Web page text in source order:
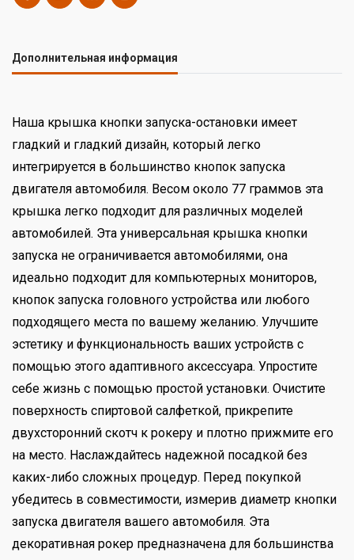
Дополнительная информация
Наша крышка кнопки запуска-остановки имеет
гладкий и гладкий дизайн, который легко
интегрируется в большинство кнопок запуска
двигателя автомобиля. Весом около 77 граммов эта
крышка легко подходит для различных моделей
автомобилей. Эта универсальная крышка кнопки
запуска не ограничивается автомобилями, она
идеально подходит для компьютерных мониторов,
кнопок запуска головного устройства или любого
подходящего места по вашему желанию. Улучшите
эстетику и функциональность ваших устройств с
помощью этого адаптивного аксессуара. Упростите
себе жизнь с помощью простой установки. Очистите
поверхность спиртовой салфеткой, прикрепите
двухсторонний скотч к рокеру и плотно прижмите его
на место. Наслаждайтесь надежной посадкой без
каких-либо сложных процедур. Перед покупкой
убедитесь в совместимости, измерив диаметр кнопки
запуска двигателя вашего автомобиля. Эта
декоративная рокер предназначена для большинства